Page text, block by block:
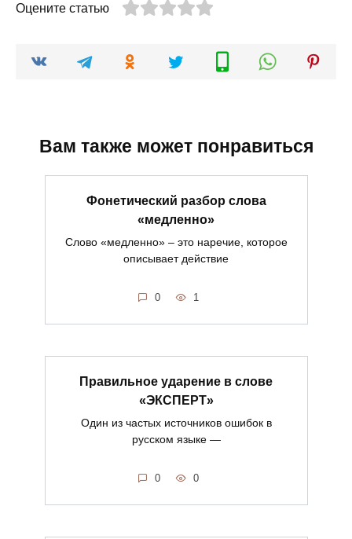
Оцените статью
Вам также может понравиться
Фонетический разбор слова
«медленно»
Слово «медленно» – это наречие, которое
описывает действие
0 1
Правильное ударение в слове
«ЭКСПЕРТ»
Один из частых источников ошибок в
русском языке —
0 0